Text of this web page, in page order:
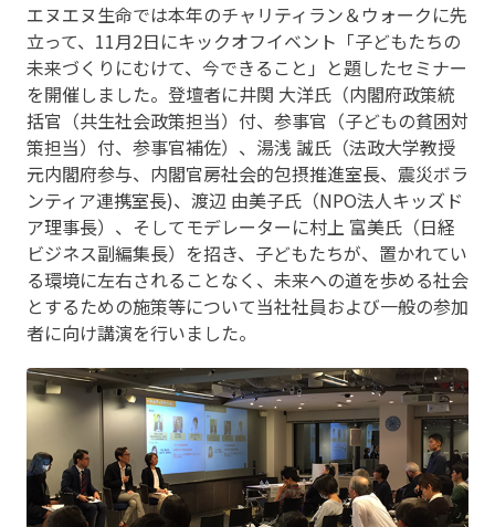
エヌエヌ生命では本年のチャリティラン＆ウォークに先
立って、11月2日にキックオフイベント「子どもたちの
未来づくりにむけて、今できること」と題したセミナー
を開催しました。登壇者に井関 大洋氏（内閣府政策統
括官（共生社会政策担当）付、参事官（子どもの貧困対
策担当）付、参事官補佐）、湯浅 誠氏（法政大学教授
元内閣府参与、内閣官房社会的包摂推進室長、震災ボラ
ンティア連携室長)、渡辺 由美子氏（NPO法人キッズド
ア理事長）、そしてモデレーターに村上 富美氏（日経
ビジネス副編集長）を招き、子どもたちが、置かれてい
る環境に左右されることなく、未来への道を歩める社会
とするための施策等について当社社員および一般の参加
者に向け講演を行いました。